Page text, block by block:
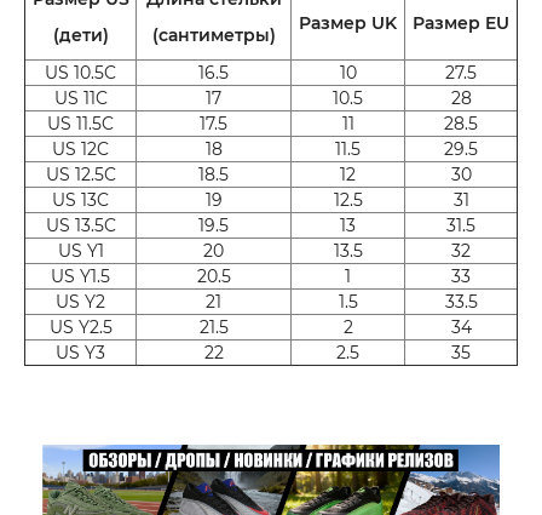
(дети)
(сантиметры)
Размер UK Размер EU
US 10.5C 16.5 10
27.5
US 11C
17 10.5
28
US 11.5C
17.5 11
28.5
US 12C
18 11.5
29.5
US 12.5C
18.5 12
30
US 13C
19 12.5
31
US 13.5C
19.5 13
31.5
US Y1
20 13.5
32
US Y1.5
20.5 1
33
US Y2
21 1.5
33.5
US Y2.5
21.5 2
34
US Y3
22 2.5 35